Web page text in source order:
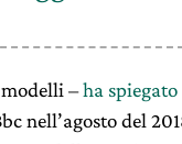
–ha
nell’agosto del